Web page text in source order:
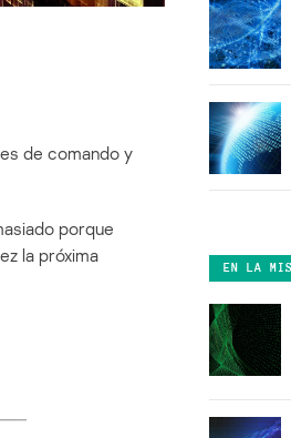
de comando y
porque
la próxima
EN LA